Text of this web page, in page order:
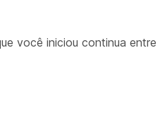
você iniciou continua